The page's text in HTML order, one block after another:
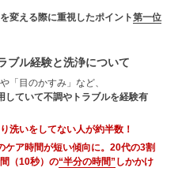
変える際に重視したポイント第一位
ブル経験と洗浄について
「目のかすみ」など、
していて不調やトラブルを経験有
洗いをしてない人が約半数！
ケア時間が短い傾向に。20代の3割
（10秒）の“半分の時間”しかかけ